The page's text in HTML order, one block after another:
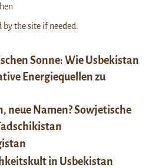
Sonne: Wie Usbekistan
Energiequellen zu
neue Namen? Sowjetische
in Usbekistan
the site if needed.